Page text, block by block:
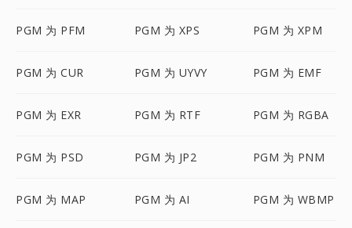
PGM 为 PFM PGM 为 XPS PGM 为 XPM
PGM 为 CUR PGM 为 UYVY PGM 为 EMF
PGM 为 EXR PGM 为 RTF PGM 为 RGBA
PGM 为 PSD PGM 为 JP2 PGM 为 PNM
PGM 为 MAP PGM 为 AI PGM 为 WBMP